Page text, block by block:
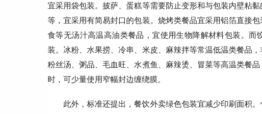
宜采用袋包装。披萨、蛋糕等需要防止变形和与包装内壁粘
等，宜采用有简易封口的包装。烧烤类餐品宜采用铝箔直接
食等无汤汁高温高油类餐品，宜使用生物降解材料包装。而
装。冰粉、水果捞、冷串、米皮、麻辣拌等常温低温类餐品
粉丝汤、粥品、毛血旺、水煮鱼、麻辣烫、冒菜等高温类餐
时，可少量使用窄幅封边缠绕膜。
此外，标准还提出，餐饮外卖绿色包装宜减少印刷面积